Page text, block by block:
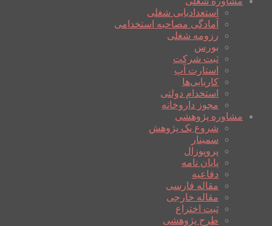
استعدادیابی شغلی
آمادگی مصاحبه استخدامی
رزومه شغلی
بورس
ثبت شرکت
استارت آپ
کاریابی‌ها
استخدام دولتی
مجوز داروخانه
مشاوره پژوهشی
شروع یک پژوهش
سمینار
پروپوزال
پایان نامه
دفاعیه
مقاله فارسی
مقاله خارجی
ثبت اختراع
طرح پژوهشی